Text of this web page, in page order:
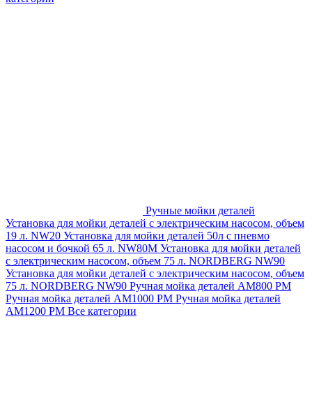
Ручные мойки деталей
Установка для мойки деталей с электрическим насосом, объем
19 л. NW20 Установка для мойки деталей 50л с пневмо
насосом и бочкой 65 л. NW80M Установка для мойки деталей
с электрическим насосом, объем 75 л. NORDBERG NW90
Установка для мойки деталей с электрическим насосом, объем
75 л. NORDBERG NW90 Ручная мойка деталей АМ800 РМ
Ручная мойка деталей АМ1000 РМ Ручная мойка деталей
АМ1200 РМ Все категории